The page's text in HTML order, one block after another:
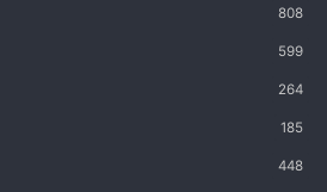
808
599
264
185
448